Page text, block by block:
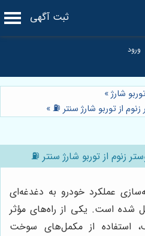
ثبت آگهی
شارژ»
از توربو شارژ سنتر ⛽️»
زنوم از توربو شارژ سنتر ⛽️
عملکرد خودرو به دغدغه‌ای
شده است. یکی از راه‌های مؤثر
استفاده از مکمل‌های سوخت